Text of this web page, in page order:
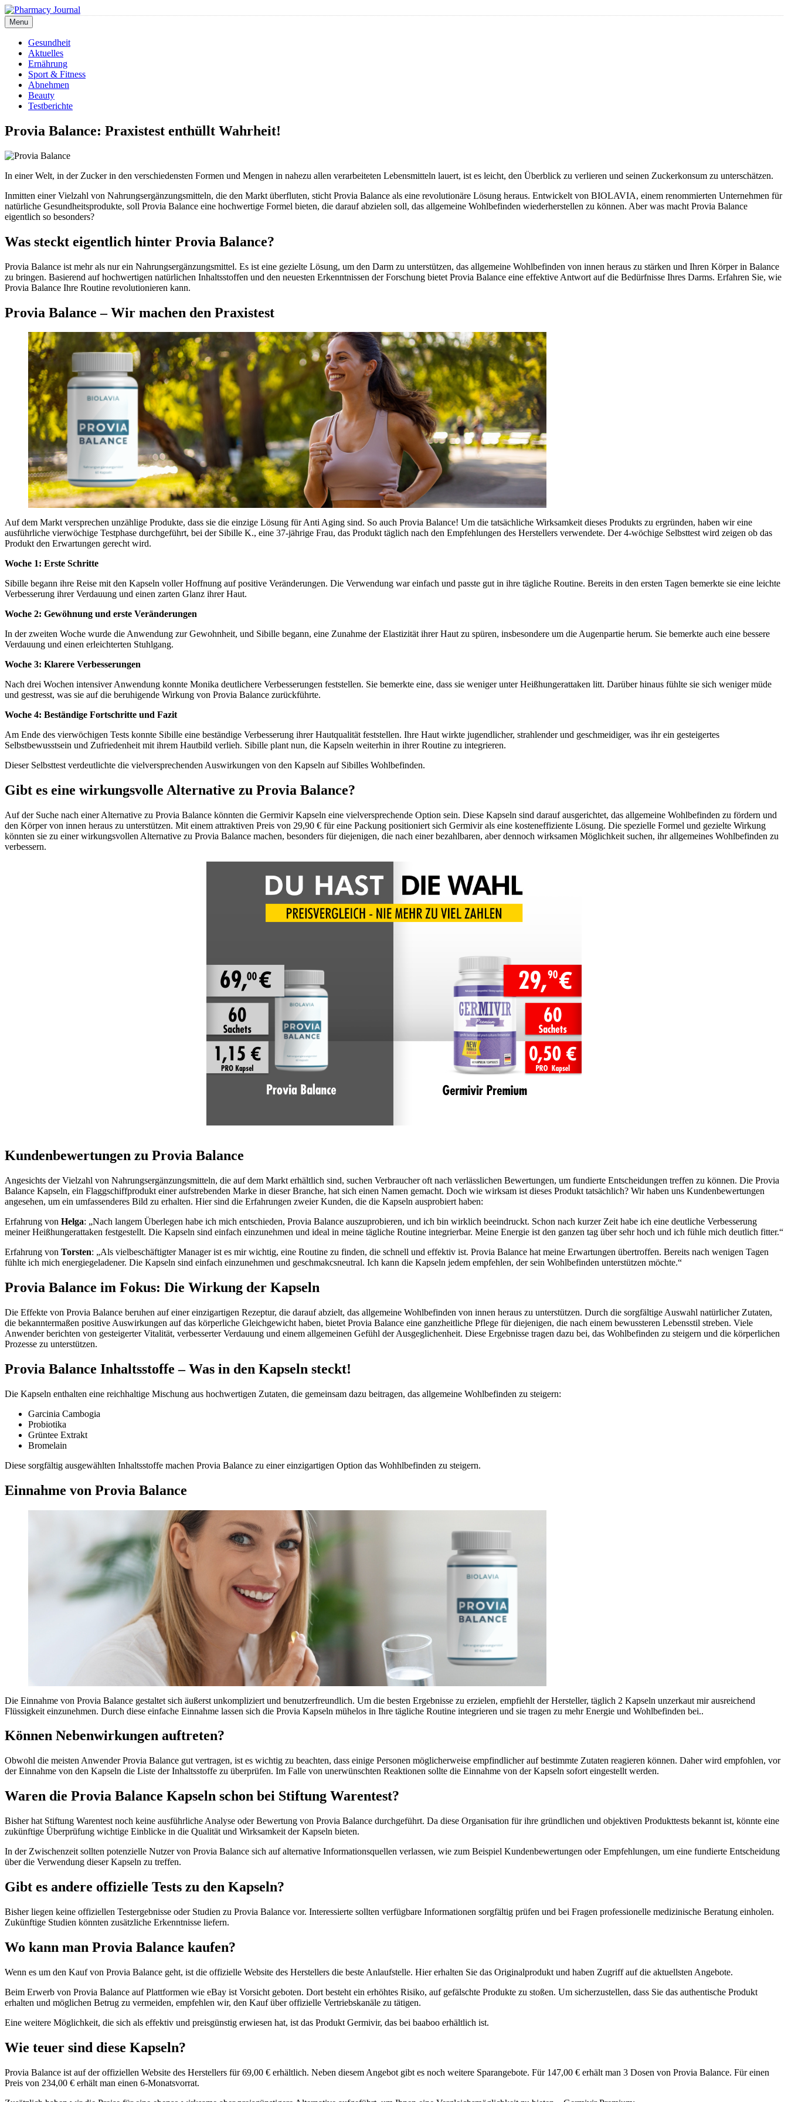
Skip
to
content
Pharmacy Journal
Menu
Gesundheit
Aktuelles
Ernährung
Sport & Fitness
Abnehmen
Beauty
Testberichte
Provia Balance: Praxistest enthüllt Wahrheit!
In einer Welt, in der Zucker in den verschiedensten Formen und Mengen in nahezu allen verarbeiteten Lebensmitteln lauert, ist es leicht, den Überblick zu verlieren und seinen Zuckerkonsum zu unterschätzen.
Inmitten einer Vielzahl von Nahrungsergänzungsmitteln, die den Markt überfluten, sticht Provia Balance als eine revolutionäre Lösung heraus. Entwickelt von BIOLAVIA, einem renommierten Unternehmen für
natürliche Gesundheitsprodukte, soll Provia Balance eine hochwertige Formel bieten, die darauf abzielen soll, das allgemeine Wohlbefinden wiederherstellen zu können. Aber was macht Provia Balance
eigentlich so besonders?
Was steckt eigentlich hinter Provia Balance?
Provia Balance ist mehr als nur ein Nahrungsergänzungsmittel. Es ist eine gezielte Lösung, um den Darm zu unterstützen, das allgemeine Wohlbefinden von innen heraus zu stärken und Ihren Körper in Balance
zu bringen. Basierend auf hochwertigen natürlichen Inhaltsstoffen und den neuesten Erkenntnissen der Forschung bietet Provia Balance eine effektive Antwort auf die Bedürfnisse Ihres Darms. Erfahren Sie, wie
Provia Balance Ihre Routine revolutionieren kann.
Provia Balance – Wir machen den Praxistest
Auf dem Markt versprechen unzählige Produkte, dass sie die einzige Lösung für Anti Aging sind. So auch Provia Balance! Um die tatsächliche Wirksamkeit dieses Produkts zu ergründen, haben wir eine
ausführliche vierwöchige Testphase durchgeführt, bei der Sibille K., eine 37-jährige Frau, das Produkt täglich nach den Empfehlungen des Herstellers verwendete. Der 4-wöchige Selbsttest wird zeigen ob das
Produkt den Erwartungen gerecht wird.
Woche 1: Erste Schritte
Sibille begann ihre Reise mit den Kapseln voller Hoffnung auf positive Veränderungen. Die Verwendung war einfach und passte gut in ihre tägliche Routine. Bereits in den ersten Tagen bemerkte sie eine leichte
Verbesserung ihrer Verdauung und einen zarten Glanz ihrer Haut.
Woche 2: Gewöhnung und erste Veränderungen
In der zweiten Woche wurde die Anwendung zur Gewohnheit, und Sibille begann, eine Zunahme der Elastizität ihrer Haut zu spüren, insbesondere um die Augenpartie herum. Sie bemerkte auch eine bessere
Verdauung und einen erleichterten Stuhlgang.
Woche 3: Klarere Verbesserungen
Nach drei Wochen intensiver Anwendung konnte Monika deutlichere Verbesserungen feststellen. Sie bemerkte eine, dass sie weniger unter Heißhungerattaken litt. Darüber hinaus fühlte sie sich weniger müde
und gestresst, was sie auf die beruhigende Wirkung von Provia Balance zurückführte.
Woche 4: Beständige Fortschritte und Fazit
Am Ende des vierwöchigen Tests konnte Sibille eine beständige Verbesserung ihrer Hautqualität feststellen. Ihre Haut wirkte jugendlicher, strahlender und geschmeidiger, was ihr ein gesteigertes
Selbstbewusstsein und Zufriedenheit mit ihrem Hautbild verlieh. Sibille plant nun, die Kapseln weiterhin in ihrer Routine zu integrieren.
Dieser Selbsttest verdeutlichte die vielversprechenden Auswirkungen von den Kapseln auf Sibilles Wohlbefinden.
Gibt es eine wirkungsvolle Alternative zu Provia Balance?
Auf der Suche nach einer Alternative zu Provia Balance könnten die Germivir Kapseln eine vielversprechende Option sein. Diese Kapseln sind darauf ausgerichtet, das allgemeine Wohlbefinden zu fördern und
den Körper von innen heraus zu unterstützen. Mit einem attraktiven Preis von 29,90 € für eine Packung positioniert sich Germivir als eine kosteneffiziente Lösung. Die spezielle Formel und gezielte Wirkung
könnten sie zu einer wirkungsvollen Alternative zu Provia Balance machen, besonders für diejenigen, die nach einer bezahlbaren, aber dennoch wirksamen Möglichkeit suchen, ihr allgemeines Wohlbefinden zu
verbessern.
Kundenbewertungen zu Provia Balance
Angesichts der Vielzahl von Nahrungsergänzungsmitteln, die auf dem Markt erhältlich sind, suchen Verbraucher oft nach verlässlichen Bewertungen, um fundierte Entscheidungen treffen zu können. Die Provia
Balance Kapseln, ein Flaggschiffprodukt einer aufstrebenden Marke in dieser Branche, hat sich einen Namen gemacht. Doch wie wirksam ist dieses Produkt tatsächlich? Wir haben uns Kundenbewertungen
angesehen, um ein umfassenderes Bild zu erhalten. Hier sind die Erfahrungen zweier Kunden, die die Kapseln ausprobiert haben:
Erfahrung von Helga: „Nach langem Überlegen habe ich mich entschieden, Provia Balance auszuprobieren, und ich bin wirklich beeindruckt. Schon nach kurzer Zeit habe ich eine deutliche Verbesserung
meiner Heißhungerattaken festgestellt. Die Kapseln sind einfach einzunehmen und ideal in meine tägliche Routine integrierbar. Meine Energie ist den ganzen tag über sehr hoch und ich fühle mich deutlich fitter.“
Erfahrung von Torsten: „Als vielbeschäftigter Manager ist es mir wichtig, eine Routine zu finden, die schnell und effektiv ist. Provia Balance hat meine Erwartungen übertroffen. Bereits nach wenigen Tagen
fühlte ich mich energiegeladener. Die Kapseln sind einfach einzunehmen und geschmakcsneutral. Ich kann die Kapseln jedem empfehlen, der sein Wohlbefinden unterstützen möchte.“
Provia Balance im Fokus: Die Wirkung der Kapseln
Die Effekte von Provia Balance beruhen auf einer einzigartigen Rezeptur, die darauf abzielt, das allgemeine Wohlbefinden von innen heraus zu unterstützen. Durch die sorgfältige Auswahl natürlicher Zutaten,
die bekanntermaßen positive Auswirkungen auf das körperliche Gleichgewicht haben, bietet Provia Balance eine ganzheitliche Pflege für diejenigen, die nach einem bewussteren Lebensstil streben. Viele
Anwender berichten von gesteigerter Vitalität, verbesserter Verdauung und einem allgemeinen Gefühl der Ausgeglichenheit. Diese Ergebnisse tragen dazu bei, das Wohlbefinden zu steigern und die körperlichen
Prozesse zu unterstützen.
Provia Balance Inhaltsstoffe – Was in den Kapseln steckt!
Die Kapseln enthalten eine reichhaltige Mischung aus hochwertigen Zutaten, die gemeinsam dazu beitragen, das allgemeine Wohlbefinden zu steigern:
Garcinia Cambogia
Probiotika
Grüntee Extrakt
Bromelain
Diese sorgfältig ausgewählten Inhaltsstoffe machen Provia Balance zu einer einzigartigen Option das Wohhlbefinden zu steigern.
Einnahme von Provia Balance
Die Einnahme von Provia Balance gestaltet sich äußerst unkompliziert und benutzerfreundlich. Um die besten Ergebnisse zu erzielen, empfiehlt der Hersteller, täglich 2 Kapseln unzerkaut mir ausreichend
Flüssigkeit einzunehmen. Durch diese einfache Einnahme lassen sich die Provia Kapseln mühelos in Ihre tägliche Routine integrieren und sie tragen zu mehr Energie und Wohlbefinden bei..
Können Nebenwirkungen auftreten?
Obwohl die meisten Anwender Provia Balance gut vertragen, ist es wichtig zu beachten, dass einige Personen möglicherweise empfindlicher auf bestimmte Zutaten reagieren können. Daher wird empfohlen, vor
der Einnahme von den Kapseln die Liste der Inhaltsstoffe zu überprüfen. Im Falle von unerwünschten Reaktionen sollte die Einnahme von der Kapseln sofort eingestellt werden.
Waren die Provia Balance Kapseln schon bei Stiftung Warentest?
Bisher hat Stiftung Warentest noch keine ausführliche Analyse oder Bewertung von Provia Balance durchgeführt. Da diese Organisation für ihre gründlichen und objektiven Produkttests bekannt ist, könnte eine
zukünftige Überprüfung wichtige Einblicke in die Qualität und Wirksamkeit der Kapseln bieten.
In der Zwischenzeit sollten potenzielle Nutzer von Provia Balance sich auf alternative Informationsquellen verlassen, wie zum Beispiel Kundenbewertungen oder Empfehlungen, um eine fundierte Entscheidung
über die Verwendung dieser Kapseln zu treffen.
Gibt es andere offizielle Tests zu den Kapseln?
Bisher liegen keine offiziellen Testergebnisse oder Studien zu Provia Balance vor. Interessierte sollten verfügbare Informationen sorgfältig prüfen und bei Fragen professionelle medizinische Beratung einholen.
Zukünftige Studien könnten zusätzliche Erkenntnisse liefern.
Wo kann man Provia Balance kaufen?
Wenn es um den Kauf von Provia Balance geht, ist die offizielle Website des Herstellers die beste Anlaufstelle. Hier erhalten Sie das Originalprodukt und haben Zugriff auf die aktuellsten Angebote.
Beim Erwerb von Provia Balance auf Plattformen wie eBay ist Vorsicht geboten. Dort besteht ein erhöhtes Risiko, auf gefälschte Produkte zu stoßen. Um sicherzustellen, dass Sie das authentische Produkt
erhalten und möglichen Betrug zu vermeiden, empfehlen wir, den Kauf über offizielle Vertriebskanäle zu tätigen.
Eine weitere Möglichkeit, die sich als effektiv und preisgünstig erwiesen hat, ist das Produkt Germivir, das bei baaboo erhältlich ist.
Wie teuer sind diese Kapseln?
Provia Balance ist auf der offiziellen Website des Herstellers für 69,00 € erhältlich. Neben diesem Angebot gibt es noch weitere Sparangebote. Für 147,00 € erhält man 3 Dosen von Provia Balance. Für einen
Preis von 234,00 € erhält man einen 6-Monatsvorrat.